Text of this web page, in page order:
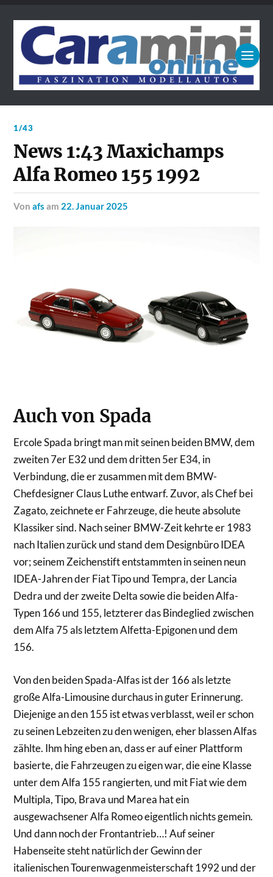
1/43
News 1:43 Maxichamps
Alfa Romeo 155 1992
vonafs am 22. Januar 2025
Auch von Spada
Ercole Spada bringt man mit seinen beiden BMW, dem
zweiten 7er E32 und dem dritten 5er E34, in
Verbindung, die er zusammen mit dem BMW-
Chefdesigner Claus Luthe entwarf. Zuvor, als Chef bei
Zagato, zeichnete er Fahrzeuge, die heute absolute
Klassiker sind. Nach seiner BMW-Zeit kehrte er 1983
nach Italien zurück und stand dem Designbüro IDEA
vor; seinem Zeichenstift entstammten in seinen neun
IDEA-Jahren der Fiat Tipo und Tempra, der Lancia
Dedra und der zweite Delta sowie die beiden Alfa-
Typen 166 und 155, letzterer das Bindeglied zwischen
dem Alfa 75 als letztem Alfetta-Epigonen und dem
156.
Von den beiden Spada-Alfas ist der 166 als letzte
große Alfa-Limousine durchaus in guter Erinnerung.
Diejenige an den 155 ist etwas verblasst, weil er schon
zu seinen Lebzeiten zu den wenigen, eher blassen Alfas
zählte. Ihm hing eben an, dass er auf einer Plattform
basierte, die Fahrzeugen zu eigen war, die eine Klasse
unter dem Alfa 155 rangierten, und mit Fiat wie dem
Multipla, Tipo, Brava und Marea hat ein
ausgewachsener Alfa Romeo eigentlich nichts gemein.
Und dann noch der Frontantrieb…! Auf seiner
Habenseite steht natürlich der Gewinn der
italienischen Tourenwagenmeisterschaft 1992 und der